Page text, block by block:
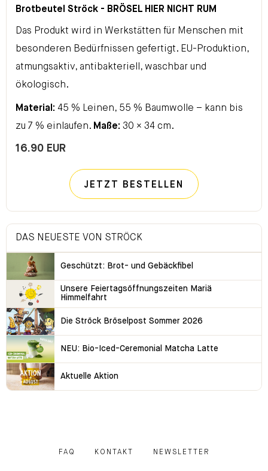
Brotbeutel Ströck - BRÖSEL HIER NICHT RUM
Das Produkt wird in Werkstätten für Menschen mit
besonderen Bedürfnissen gefertigt. EU-Produktion,
atmungsaktiv, antibakteriell, waschbar und
ökologisch.
Material: 45 % Leinen, 55 % Baumwolle – kann bis
zu 7 % einlaufen. Maße: 30 × 34 cm.
16.90 EUR
JETZT BESTELLEN
DAS NEUESTE VON STRÖCK
Geschützt: Brot- und Gebäckfibel
Unsere Feiertagsöffnungszeiten Mariä
Himmelfahrt
Die Ströck Bröselpost Sommer 2026
NEU: Bio-Iced-Ceremonial Matcha Latte
Aktuelle Aktion
FAQ KONTAKT NEWSLETTER